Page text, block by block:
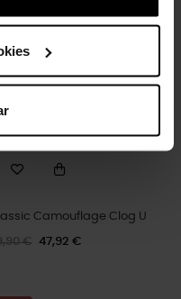
-20%
Camouflage Clog U
€ 47,92 €